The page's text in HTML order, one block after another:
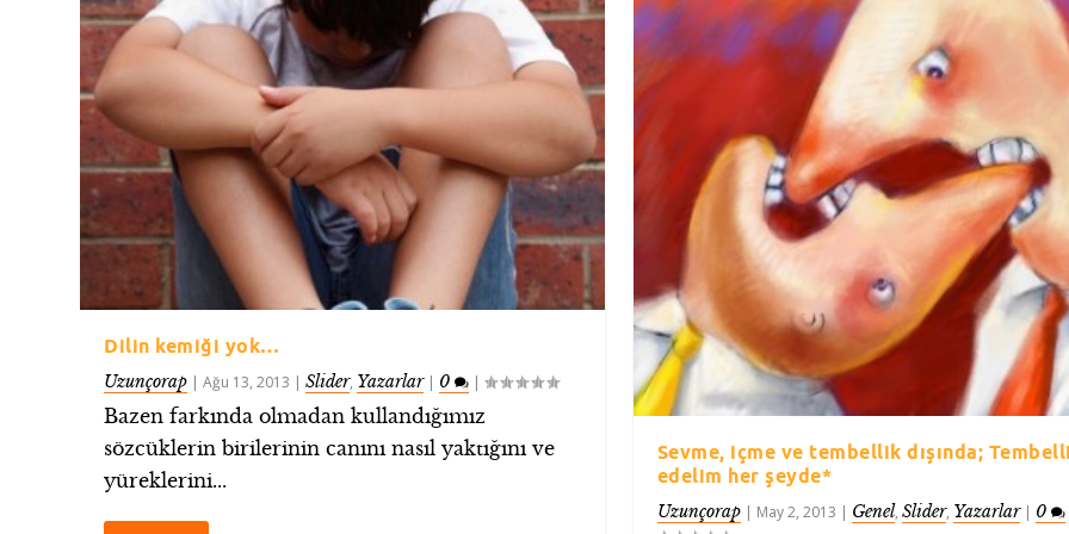
Dilin kemiği yok…
Uzunçorap |Ağu 13, 2013 |Slider, Yazarlar| 0 |
Bazen farkında olmadan kullandığımız
sözcüklerin birilerinin canını nasıl yaktığını ve
yüreklerini...
Sevme, içme ve tembellik dışında;
edelim her şeyde*
Uzunçorap| May 2, 2013 | Genel, Slider, Yazarlar| 0